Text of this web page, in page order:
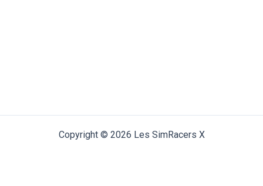
Copyright © 2026 Les SimRacers X